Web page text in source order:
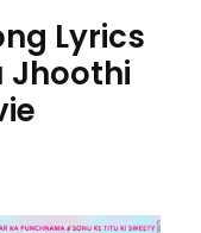
Lyrics
Jhoothi